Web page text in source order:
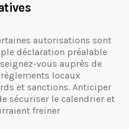
autorisations sont
déclaration préalable
vous auprès de
locaux
et sanctions. Anticiper
sécuriser le calendrier et
freiner